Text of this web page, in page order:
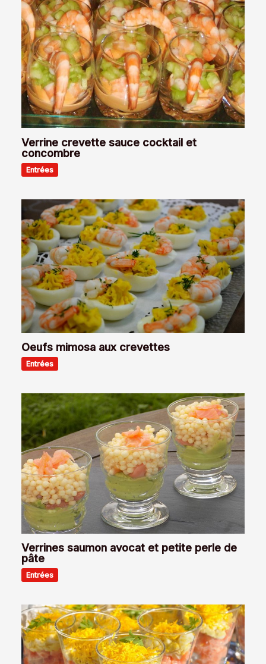
Verrine crevette sauce cocktail et
concombre
Entrées
Oeufs mimosa aux crevettes
Entrées
Verrines saumon avocat et petite perle de
pâte
Entrées